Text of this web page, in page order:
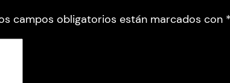
campos obligatorios están marcados con